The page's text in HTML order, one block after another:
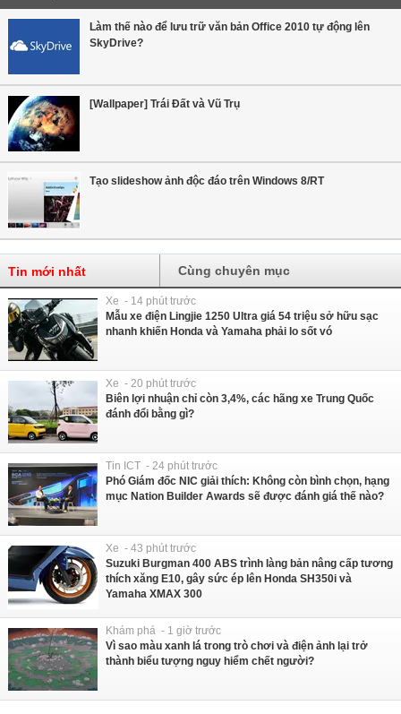
Làm thế nào để lưu trữ văn bản Office 2010 tự động lên
SkyDrive?
[Wallpaper] Trái Đất và Vũ Trụ
Tạo slideshow ảnh độc đáo trên Windows 8/RT
Tin mới nhất Cùng chuyên mục
Xe - 14 phút trước
Mẫu xe điện Lingjie 1250 Ultra giá 54 triệu sở hữu sạc
nhanh khiến Honda và Yamaha phải lo sốt vó
Xe - 20 phút trước
Biên lợi nhuận chỉ còn 3,4%, các hãng xe Trung Quốc
đánh đổi bằng gì?
Tin ICT - 24 phút trước
Phó Giám đốc NIC giải thích: Không còn bình chọn, hạng
mục Nation Builder Awards sẽ được đánh giá thế nào?
Xe - 43 phút trước
Suzuki Burgman 400 ABS trình làng bản nâng cấp tương
thích xăng E10, gây sức ép lên Honda SH350i và
Yamaha XMAX 300
Khám phá - 1 giờ trước
Vì sao màu xanh lá trong trò chơi và điện ảnh lại trở
thành biểu tượng nguy hiểm chết người?